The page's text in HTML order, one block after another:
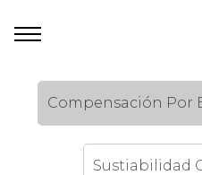
Compensación Por
Sustiabilidad